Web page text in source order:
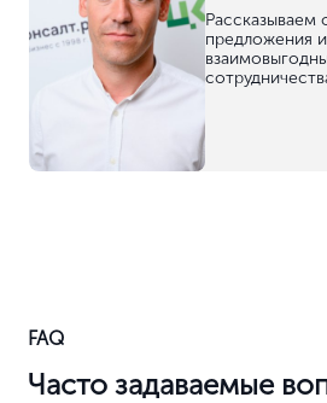
Рассказываем
предложения
FAQ
Часто задаваемые